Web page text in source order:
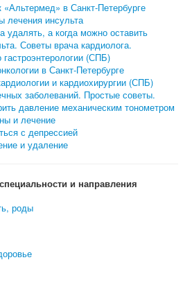
в Санкт-Петербурге
лечения инсульта
удалять, а когда можно оставить
Советы врача кардиолога.
(СПБ)
в Санкт-Петербурге
и кардиохирургии (СПБ)
заболеваний. Простые советы.
давление механическим тонометром
и лечение
с депрессией
и удаление
и направления
роды